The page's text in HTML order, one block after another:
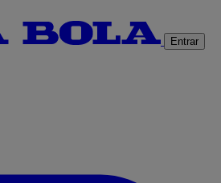
Entrar